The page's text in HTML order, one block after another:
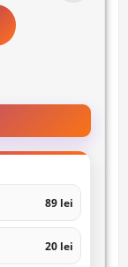
89 lei
20 lei